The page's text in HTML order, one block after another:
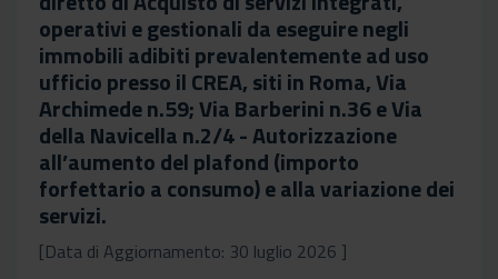
operativi e gestionali da eseguire negli
immobili adibiti prevalentemente ad uso
ufficio presso il CREA, siti in Roma, Via
Archimede n.59; Via Barberini n.36 e Via
della Navicella n.2/4 - Autorizzazione
all’aumento del plafond (importo
forfettario a consumo) e alla variazione dei
servizi.
[Data di Aggiornamento: 30 luglio 2026 ]